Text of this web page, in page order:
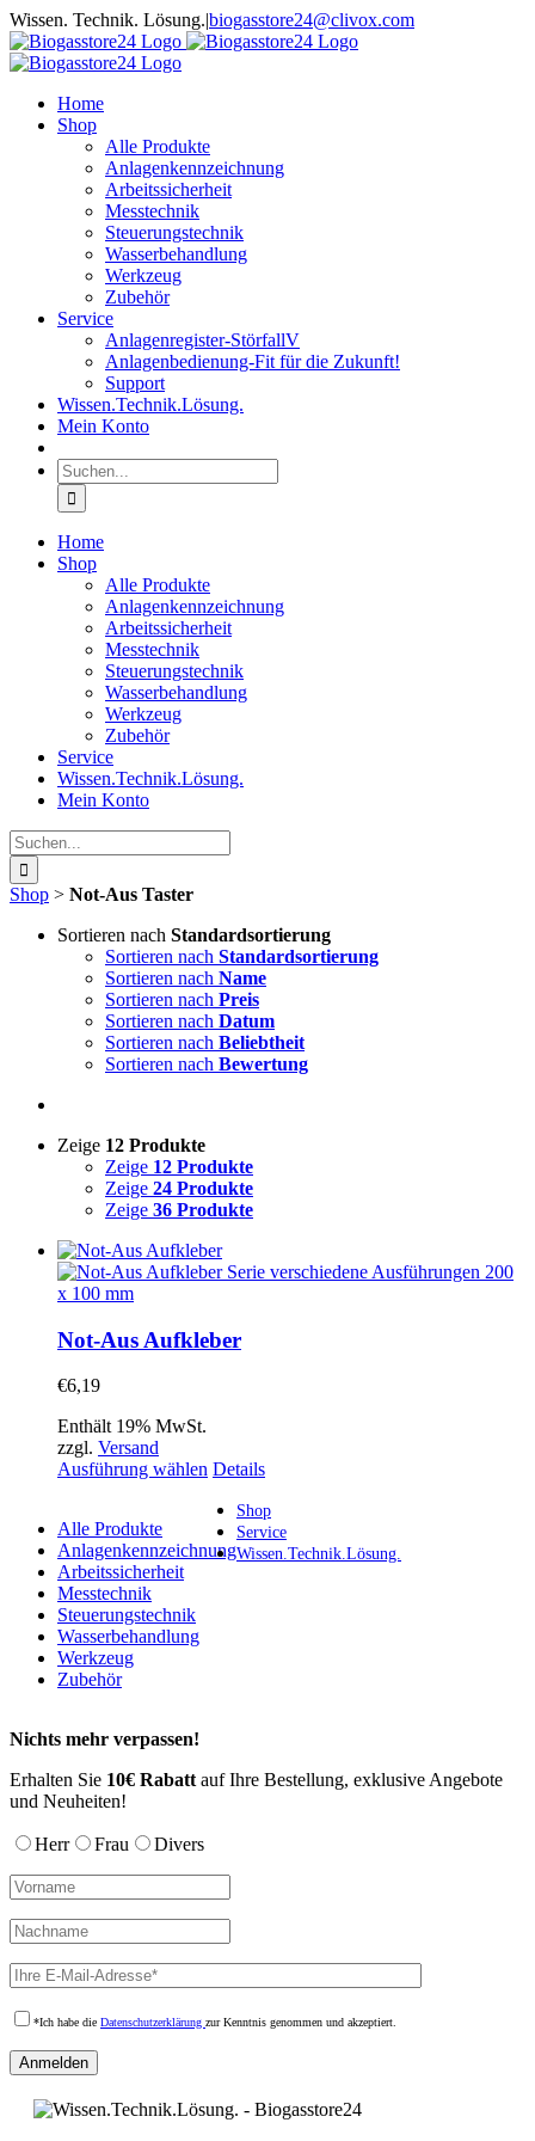
Zum
Inhalt
springen
Wissen. Technik. Lösung.|biogasstore24@clivox.com
Home
Shop
Alle Produkte
Anlagenkennzeichnung
Arbeitssicherheit
Messtechnik
Steuerungstechnik
Wasserbehandlung
Werkzeug
Zubehör
Service
Anlagenregister-StörfallV
Anlagenbedienung-Fit für die Zukunft!
Support
Wissen.Technik.Lösung.
Mein Konto
Suche
nach:
Home
Shop
Alle Produkte
Anlagenkennzeichnung
Arbeitssicherheit
Messtechnik
Steuerungstechnik
Wasserbehandlung
Werkzeug
Zubehör
Service
Wissen.Technik.Lösung.
Mein Konto
Suche
nach:
Shop > Not-Aus Taster
Sortieren nach Standardsortierung
Sortieren nach Standardsortierung
Sortieren nach Name
Sortieren nach Preis
Sortieren nach Datum
Sortieren nach Beliebtheit
Sortieren nach Bewertung
Zeige 12 Produkte
Zeige 12 Produkte
Zeige 24 Produkte
Zeige 36 Produkte
Not-Aus Aufkleber
€6,19
Enthält 19% MwSt.
zzgl. Versand
Ausführung wählen Dieses
weist
mehrere
Varianten
Details
Alle Produkte
Anlagenkennzeichnung
Arbeitssicherheit
Messtechnik
Steuerungstechnik
Wasserbehandlung
Werkzeug
Zubehör
Shop
Service
Wissen.Technik.Lösung.
Nichts mehr verpassen!
Erhalten Sie 10€ Rabattauf Ihre Bestellung, exklusive Angebote
und Neuheiten!
Herr Frau Divers
*Ich habe die Datenschutzerklärung zur Kenntnis genommen und akzeptiert.